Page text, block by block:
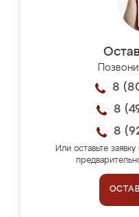
8
8
8
Или оставьте